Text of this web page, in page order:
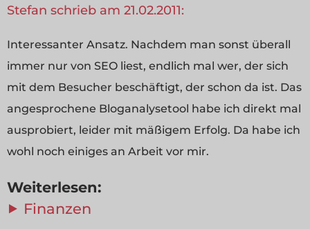
Stefan schrieb am 21.02.2011:
Interessanter Ansatz. Nachdem man sonst überall
immer nur von SEO liest, endlich mal wer, der sich
mit dem Besucher beschäftigt, der schon da ist. Das
angesprochene Bloganalysetool habe ich direkt mal
ausprobiert, leider mit mäßigem Erfolg. Da habe ich
wohl noch einiges an Arbeit vor mir.
Weiterlesen:
⯈ Finanzen